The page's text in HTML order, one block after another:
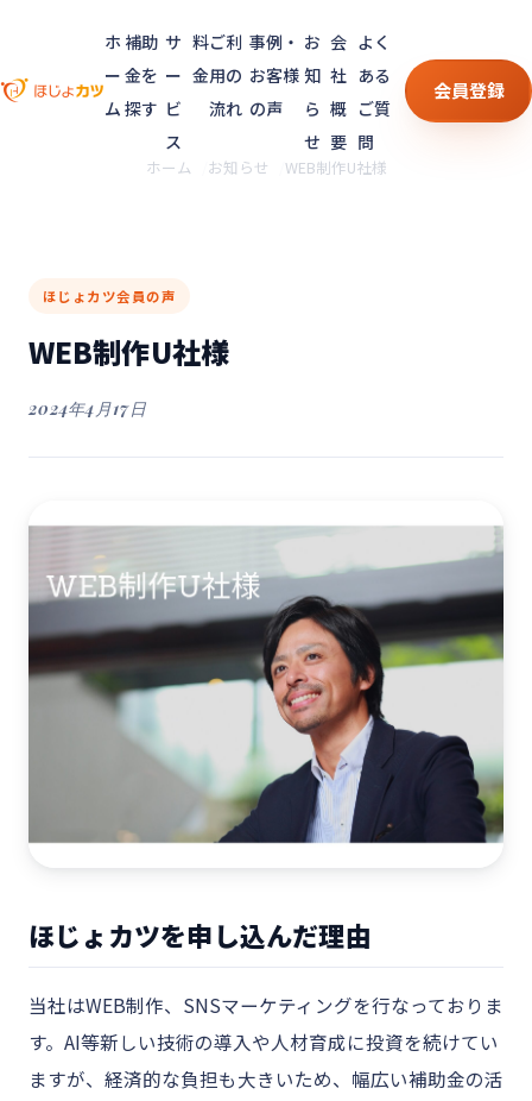
ホ
ー
ム
補助
金を
探す
サ
ー
ビ
ス
料
金
ご利
用の
流れ
事例・
お客様
の声
お
知
ら
せ
会
社
概
要
よく
ある
ご質
問
会員登録
ホーム お知らせ WEB制作U社様
ほじょカツ会員の声
WEB制作U社様
2024年4月17日
ほじょカツを申し込んだ理由
当社はWEB制作、SNSマーケティングを行なっておりま
す。AI等新しい技術の導入や人材育成に投資を続けてい
ますが、経済的な負担も大きいため、幅広い補助金の活